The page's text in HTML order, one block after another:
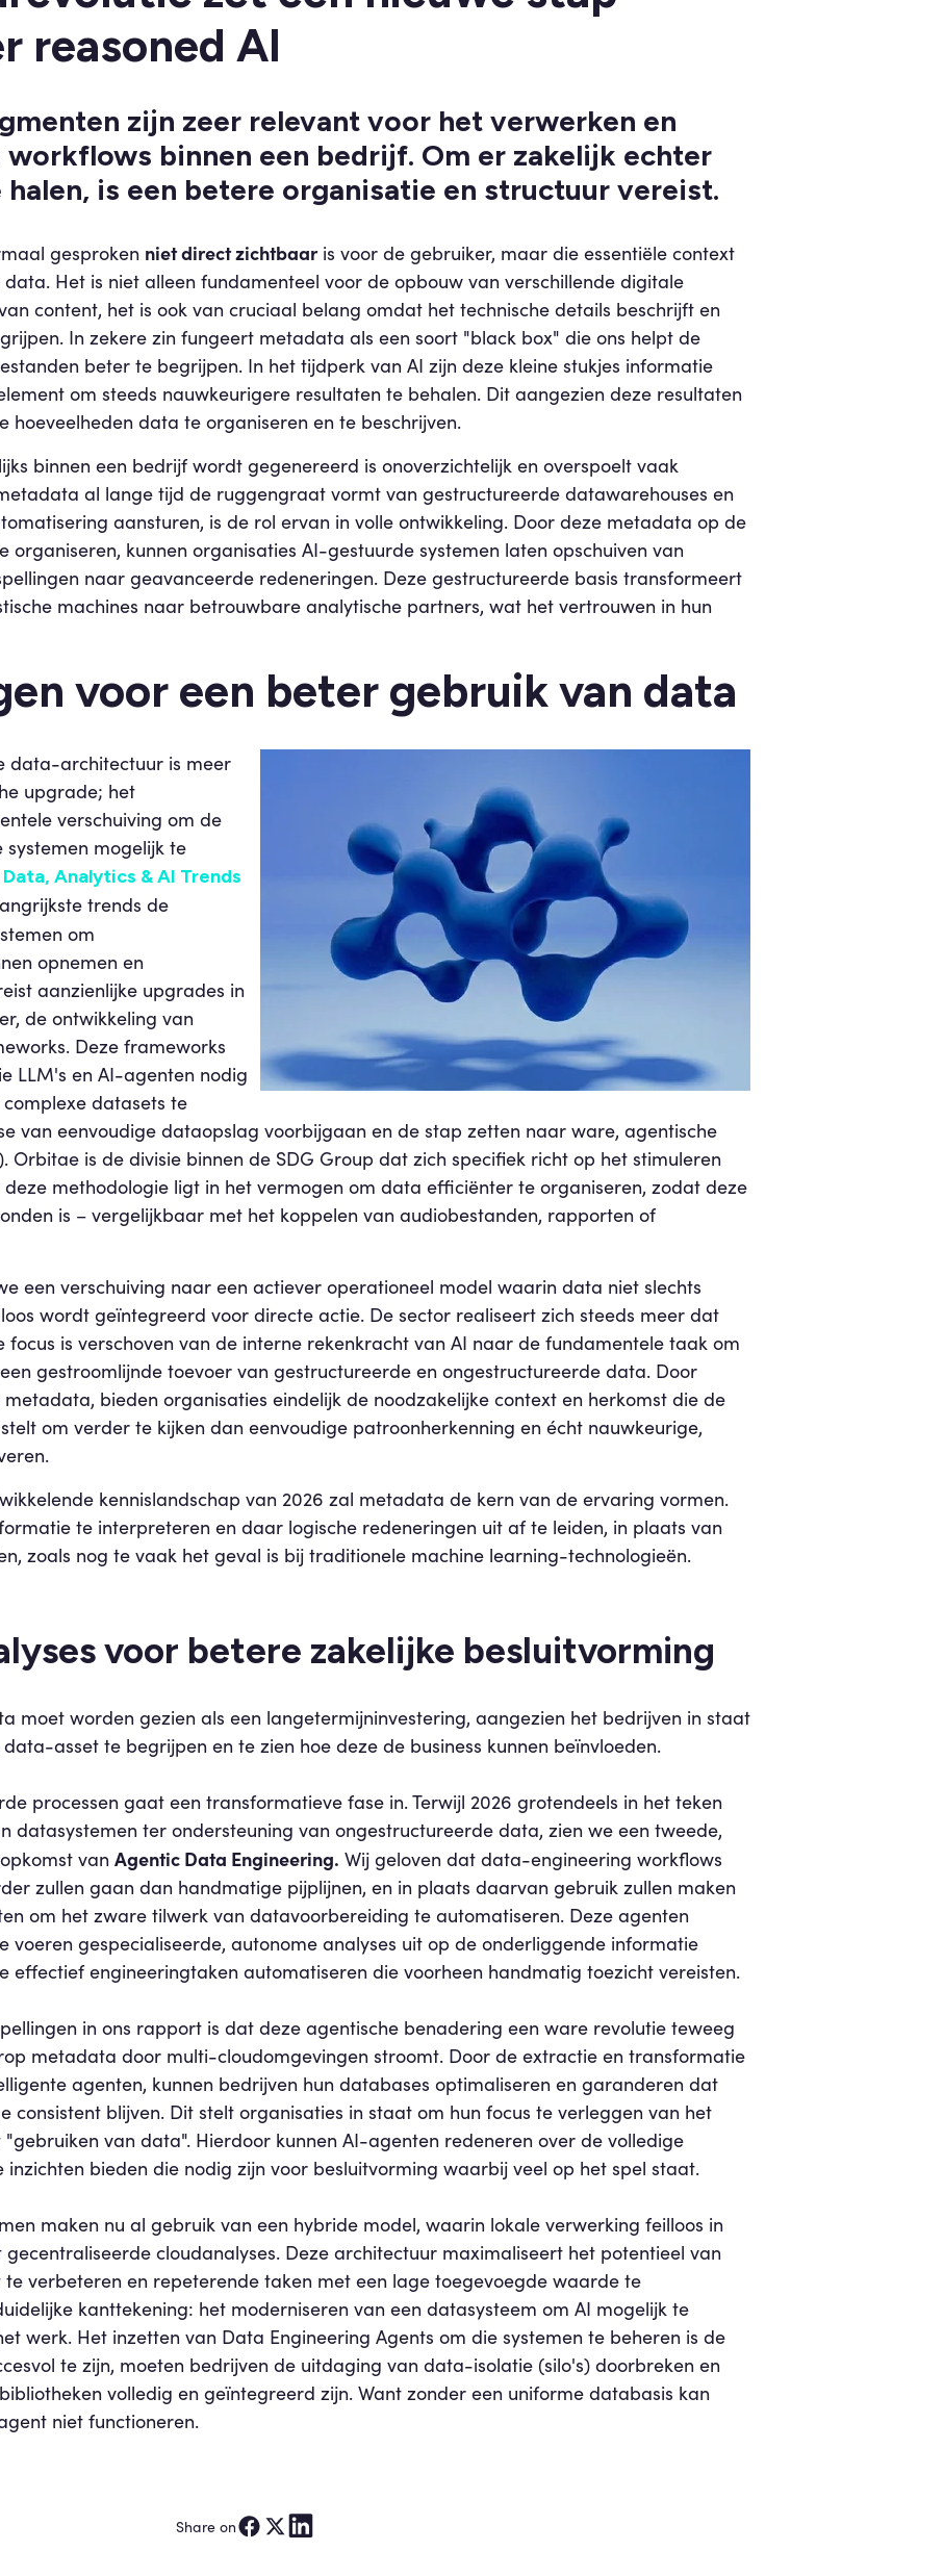
reasoned AI
zijn zeer relevant voor het verwerken en
workflows binnen een bedrijf. Om er zakelijk echter
is een betere organisatie en structuur vereist.
gesproken niet direct zichtbaaris voor de gebruiker, maar die essentiële context
Het is niet alleen fundamenteel voor de opbouw van verschillende digitale
content, het is ook van cruciaal belang omdat het technische details beschrijft en
In zekere zin fungeert metadata als een soort "black box" die ons helpt de
beter te begrijpen. In het tijdperk van AI zijn deze kleine stukjes informatie
om steeds nauwkeurigere resultaten te behalen. Dit aangezien deze resultaten
hoeveelheden data te organiseren en te beschrijven.
binnen een bedrijf wordt gegenereerd is onoverzichtelijk en overspoelt vaak
al lange tijd de ruggengraat vormt van gestructureerde datawarehouses en
aansturen, is de rol ervan in volle ontwikkeling. Door deze metadata op de
organiseren, kunnen organisaties AI-gestuurde systemen laten opschuiven van
naar geavanceerde redeneringen. Deze gestructureerde basis transformeert
machines naar betrouwbare analytische partners, wat het vertrouwen in hun
voor een beter gebruik van data
data-architectuur is meer
upgrade; het
verschuiving om de
mogelijk te
Data, Analytics & AI Trends
trends de
om
opnemen en
aanzienlijke upgrades in
de ontwikkeling van
Deze frameworks
LLM's en AI-agenten nodig
datasets te
van eenvoudige dataopslag voorbijgaan en de stap zetten naar ware, agentische
Orbitae is de divisie binnen de SDG Group dat zich specifiek richt op het stimuleren
methodologie ligt in het vermogen om data efficiënter te organiseren, zodat deze
is – vergelijkbaar met het koppelen van audiobestanden, rapporten of
een verschuiving naar een actiever operationeel model waarin data niet slechts
wordt geïntegreerd voor directe actie. De sector realiseert zich steeds meer dat
focus is verschoven van de interne rekenkracht van AI naar de fundamentele taak om
gestroomlijnde toevoer van gestructureerde en ongestructureerde data. Door
bieden organisaties eindelijk de noodzakelijke context en herkomst die de
om verder te kijken dan eenvoudige patroonherkenning en écht nauwkeurige,
kennislandschap van 2026 zal metadata de kern van de ervaring vormen.
te interpreteren en daar logische redeneringen uit af te leiden, in plaats van
zoals nog te vaak het geval is bij traditionele machine learning-technologieën.
voor betere zakelijke besluitvorming
moet worden gezien als een langetermijninvestering, aangezien het bedrijven in staat
asset te begrijpen en te zien hoe deze de business kunnen beïnvloeden.
processen gaat een transformatieve fase in. Terwijl 2026 grotendeels in het teken
datasystemen ter ondersteuning van ongestructureerde data, zien we een tweede,
van Agentic Data Engineering. Wij geloven dat data-engineering workflows
zullen gaan dan handmatige pijplijnen, en in plaats daarvan gebruik zullen maken
om het zware tilwerk van datavoorbereiding te automatiseren. Deze agenten
voeren gespecialiseerde, autonome analyses uit op de onderliggende informatie
effectief engineeringtaken automatiseren die voorheen handmatig toezicht vereisten.
in ons rapport is dat deze agentische benadering een ware revolutie teweeg
metadata door multi-cloudomgevingen stroomt. Door de extractie en transformatie
agenten, kunnen bedrijven hun databases optimaliseren en garanderen dat
consistent blijven. Dit stelt organisaties in staat om hun focus te verleggen van het
van data". Hierdoor kunnen AI-agenten redeneren over de volledige
inzichten bieden die nodig zijn voor besluitvorming waarbij veel op het spel staat.
maken nu al gebruik van een hybride model, waarin lokale verwerking feilloos in
cloudanalyses. Deze architectuur maximaliseert het potentieel van
verbeteren en repeterende taken met een lage toegevoegde waarde te
kanttekening: het moderniseren van een datasysteem om AI mogelijk te
werk. Het inzetten van Data Engineering Agents om die systemen te beheren is de
te zijn, moeten bedrijven de uitdaging van data-isolatie (silo's) doorbreken en
volledig en geïntegreerd zijn. Want zonder een uniforme databasis kan
niet functioneren.
Share on